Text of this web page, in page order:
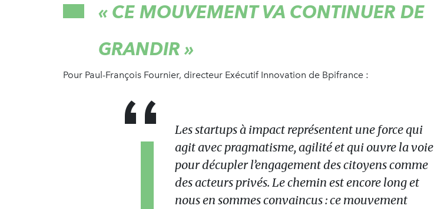
« CE MOUVEMENT VA CONTINUER DE
GRANDIR »
Pour Paul-François Fournier, directeur Exécutif Innovation de Bpifrance :
Les startups à impact représentent une force qui
agit avec pragmatisme, agilité et qui ouvre la voie
pour décupler l’engagement des citoyens comme
des acteurs privés. Le chemin est encore long et
nous en sommes convaincus : ce mouvement